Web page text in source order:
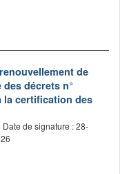
de
des décrets n°
la certification des
Date de signature : 28-